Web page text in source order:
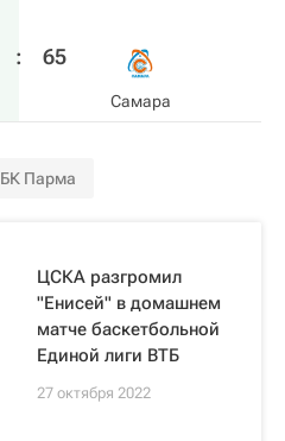
: 65
Самара
БК Парма
ЦСКА разгромил
"Енисей" в домашнем
матче баскетбольной
Единой лиги ВТБ
27 октября 2022